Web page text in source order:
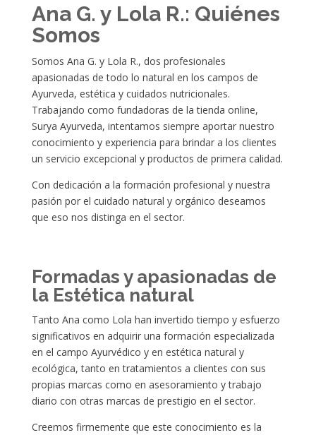
Ana G. y Lola R.: Quiénes
Somos
Somos Ana G. y Lola R., dos profesionales
apasionadas de todo lo natural en los campos de
Ayurveda, estética y cuidados nutricionales.
Trabajando como fundadoras de la tienda online,
Surya Ayurveda, intentamos siempre aportar nuestro
conocimiento y experiencia para brindar a los clientes
un servicio excepcional y productos de primera calidad.
Con dedicación a la formación profesional y nuestra
pasión por el cuidado natural y orgánico deseamos
que eso nos distinga en el sector.
Formadas y apasionadas de
la Estética natural
Tanto Ana como Lola han invertido tiempo y esfuerzo
significativos en adquirir una formación especializada
en el campo Ayurvédico y en estética natural y
ecológica, tanto en tratamientos a clientes con sus
propias marcas como en asesoramiento y trabajo
diario con otras marcas de prestigio en el sector.
Creemos firmemente que este conocimiento es la